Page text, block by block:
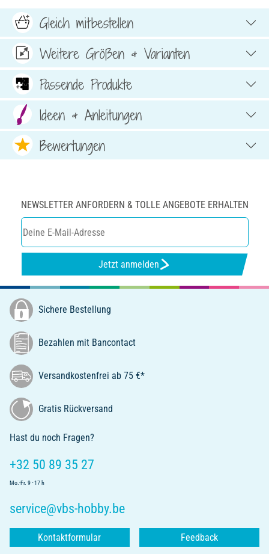
Gleich mitbestellen
Weitere Größen & Varianten
Passende Produkte
Ideen & Anleitungen
Bewertungen
NEWSLETTER ANFORDERN & TOLLE ANGEBOTE ERHALTEN
Jetzt anmelden
Sichere Bestellung
Bezahlen mit Bancontact
Versandkostenfrei ab 75 €*
Gratis Rückversand
Hast du noch Fragen?
+32 50 89 35 27
Mo.-Fr. 9 - 17 h
service@vbs-hobby.be
Kontaktformular Feedback